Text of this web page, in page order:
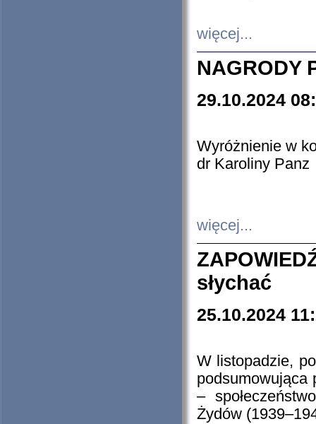
więcej...
NAGRODY
29.10.2024
Wyróżnienie w
dr Karoliny Panz
więcej...
słychać
25.10.2024
W listopadzie,
podsumowująca
–
Żydów